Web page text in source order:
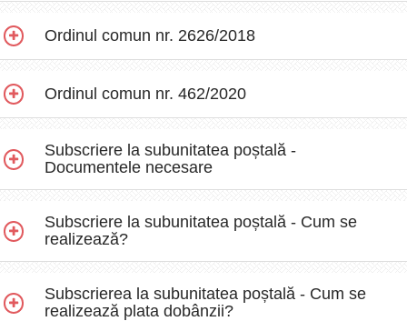
Ordinul comun nr. 2626/2018
Ordinul comun nr. 462/2020
Subscriere la subunitatea poștală -
Documentele necesare
Subscriere la subunitatea poștală - Cum se
realizează?
Subscrierea la subunitatea poștală - Cum se
realizează plata dobânzii?